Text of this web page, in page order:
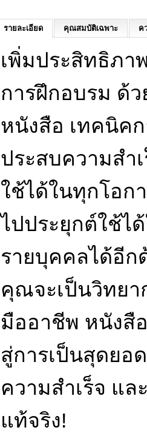
รายละเอียด คุณสมบัติเฉพาะ ค
เพิ่มประสิทธิภา
การฝึกอบรม ด้
หนังสือ เทคนิค
ประสบความสำ
ใช้ได้ในทุกโอก
ไปประยุกต์ใช้ไ
รายบุคคลได้อีก
คุณจะเป็นวิทยา
มืออาชีพ หนังสื
สู่การเป็นสุดยอ
ความสำเร็จ แ
แท้จริง!